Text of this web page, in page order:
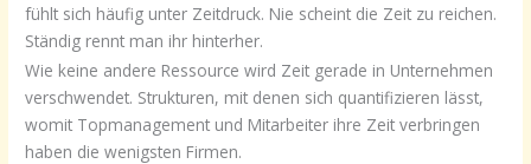
fühlt sich häufig unter Zeitdruck. Nie scheint die Zeit zu reichen.
Ständig rennt man ihr hinterher.
Wie keine andere Ressource wird Zeit gerade in Unternehmen
verschwendet. Strukturen, mit denen sich quantifizieren lässt,
womit Topmanagement und Mitarbeiter ihre Zeit verbringen
haben die wenigsten Firmen.